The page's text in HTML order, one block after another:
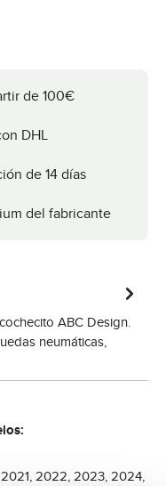
de 100€
DHL
de 14 días
del fabricante
ABC Design.
neumáticas,
2022, 2023, 2024,